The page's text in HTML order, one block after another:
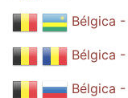
Bélgica -
Bélgica -
Bélgica -